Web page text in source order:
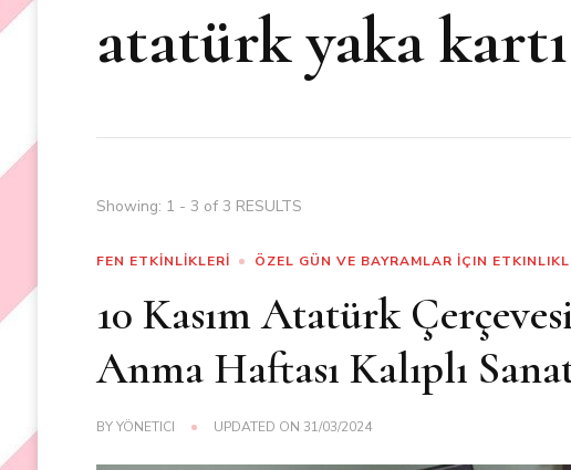
atatürk yaka kartı
Showing: 1 - 3 of 3 RESULTS
FEN ETKİNLİKLERİ ÖZEL GÜN VE BAYRAMLAR İÇIN
10 Kasım Atatürk
Anma Haftası Kalıplı
BYYÖNETICI UPDATED ON 31/03/2024